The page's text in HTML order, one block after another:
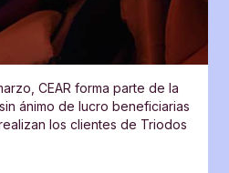
CEAR forma parte de la
ánimo de lucro beneficiarias
los clientes de Triodos